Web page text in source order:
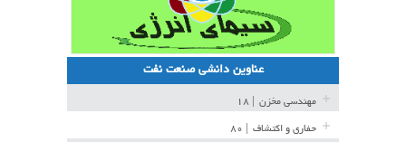
عناوین دانشی صنعت نفت
مهندسی مخزن
حفاری و اکتشاف